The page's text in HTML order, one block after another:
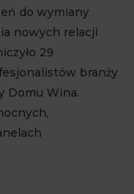
do wymiany
nowych relacji
29
branży
Domu Wina.